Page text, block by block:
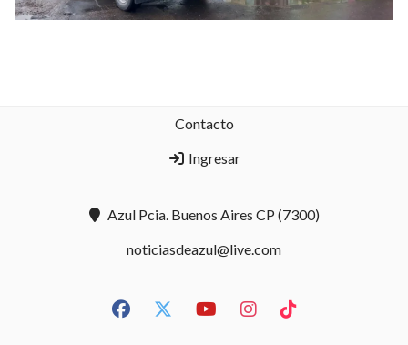
Contacto
Ingresar
Azul Pcia. Buenos Aires CP (7300)
noticiasdeazul@live.com